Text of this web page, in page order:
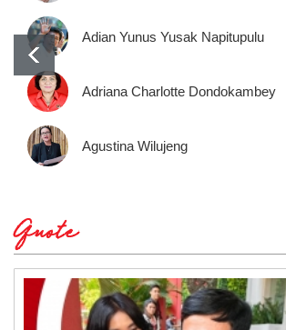
Adian Yunus Yusak Napitupulu
Adriana Charlotte Dondokambey
Agustina Wilujeng
Quote